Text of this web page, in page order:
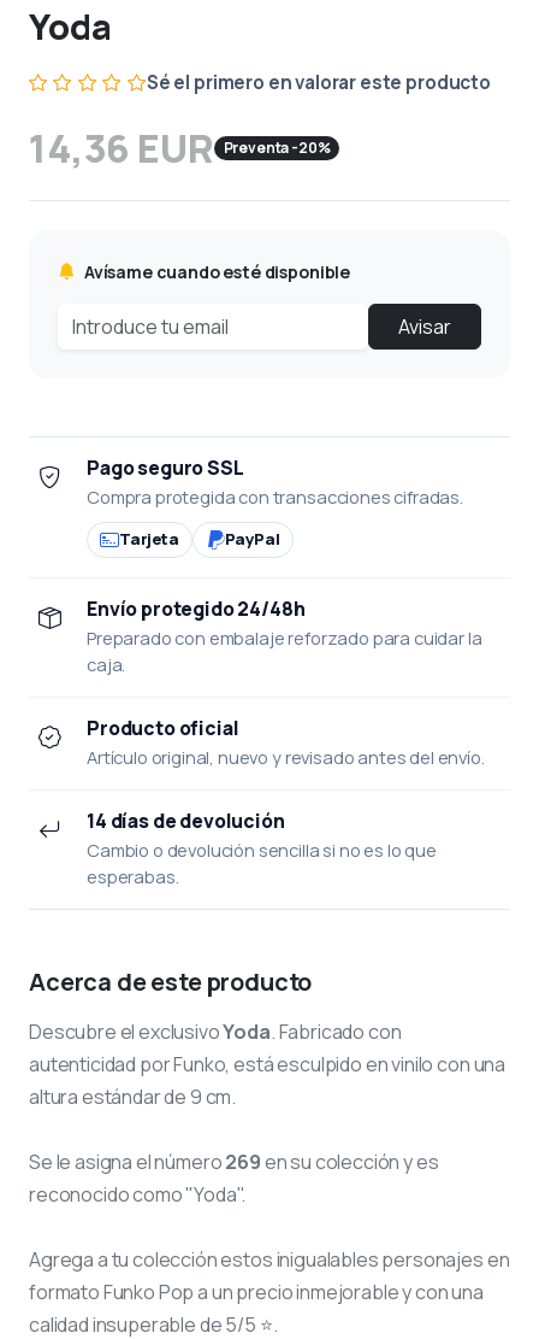
Yoda
Sé el primero en valorar este producto
14,36 EUR Preventa -20%
Avísame cuando esté disponible
Avisar
Pago seguro SSL
Compra protegida con transacciones cifradas.
Tarjeta PayPal
Envío protegido 24/48h
Preparado con embalaje reforzado para cuidar la
caja.
Producto oficial
Artículo original, nuevo y revisado antes del envío.
14 días de devolución
Cambio o devolución sencilla si no es lo que
esperabas.
Acerca de este producto
Descubre el exclusivoYoda. Fabricado con
autenticidad por Funko, está esculpido en vinilo con una
altura estándar de 9 cm.
Se le asigna el número269en su colección y es
reconocido como "Yoda".
Agrega a tu colección estos inigualables personajes en
formato Funko Pop a un precio inmejorable y con una
calidad insuperable de 5/5 ⭐.